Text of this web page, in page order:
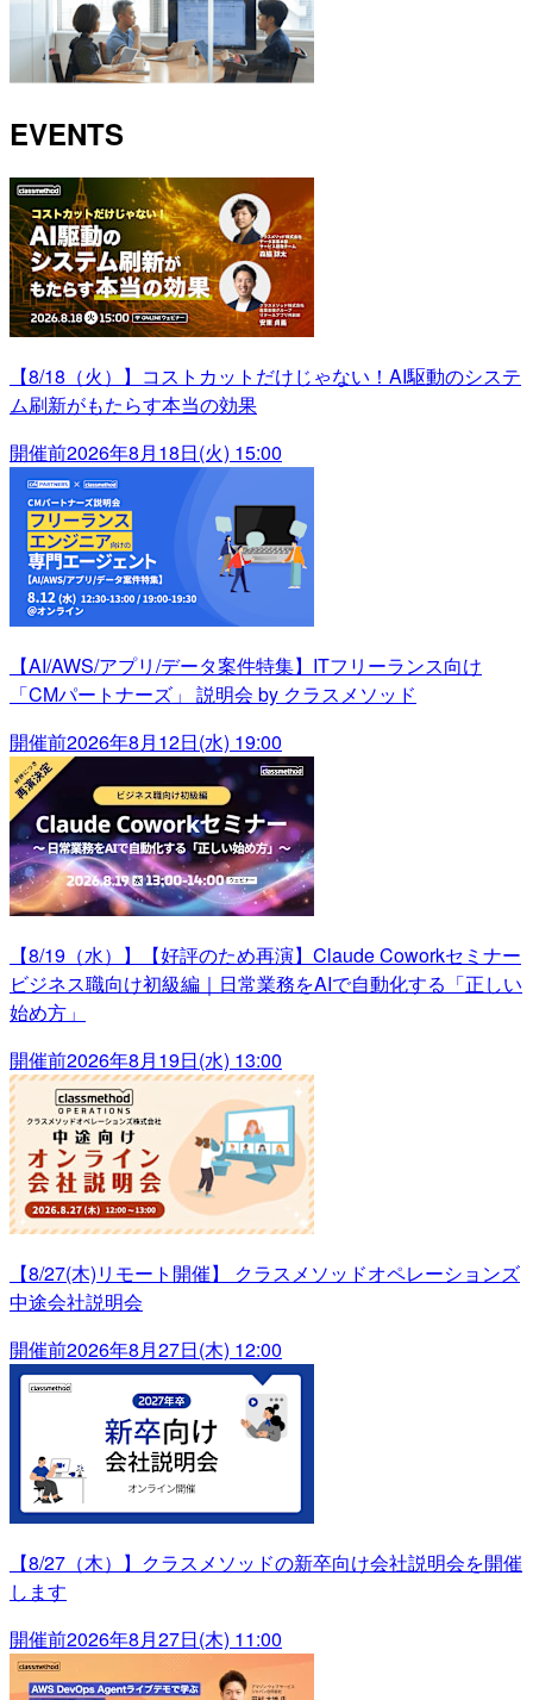
EVENTS
【8/18（火）】コストカットだけじゃない！AI駆動のシステ
ム刷新がもたらす本当の効果
開催前2026年8月18日(火) 15:00
【AI/AWS/アプリ/データ案件特集】ITフリーランス向け
「CMパートナーズ」 説明会 by クラスメソッド
開催前2026年8月12日(水) 19:00
【8/19（水）】【好評のため再演】Claude Coworkセミナー
ビジネス職向け初級編｜日常業務をAIで自動化する「正しい
始め方」
開催前2026年8月19日(水) 13:00
【8/27(木)リモート開催】 クラスメソッドオペレーションズ
中途会社説明会
開催前2026年8月27日(木) 12:00
【8/27（木）】クラスメソッドの新卒向け会社説明会を開催
します
開催前2026年8月27日(木) 11:00